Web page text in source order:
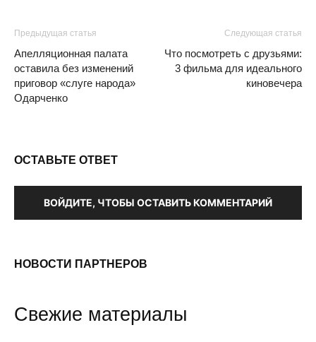
Предыдущая статья
Апелляционная палата
оставила без изменений
приговор «слуге народа»
Одарченко
Следующая статья
Что посмотреть с друзьями:
3 фильма для идеального
киновечера
ОСТАВЬТЕ ОТВЕТ
ВОЙДИТЕ, ЧТОБЫ ОСТАВИТЬ КОММЕНТАРИЙ
НОВОСТИ ПАРТНЕРОВ
Свежие материалы